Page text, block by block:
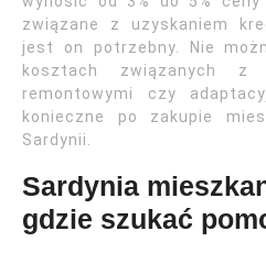
związane z uzyskaniem
jest on potrzebny. Nie
kosztach związanych z
remontowymi czy
konieczne po zakupie
Sardynii.
Sardynia
gdzie szukać